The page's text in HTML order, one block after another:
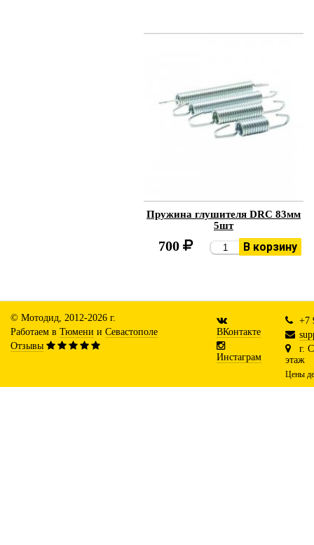
Пружина глушителя DRC 83мм
5шт
700 В корзину
© Мотодид, 2012-2026 г.
Работаем в Тюмени и Севастополе
Отзывы
ВКонтакте
Инстаграм
+7
г.
этаж
Цены